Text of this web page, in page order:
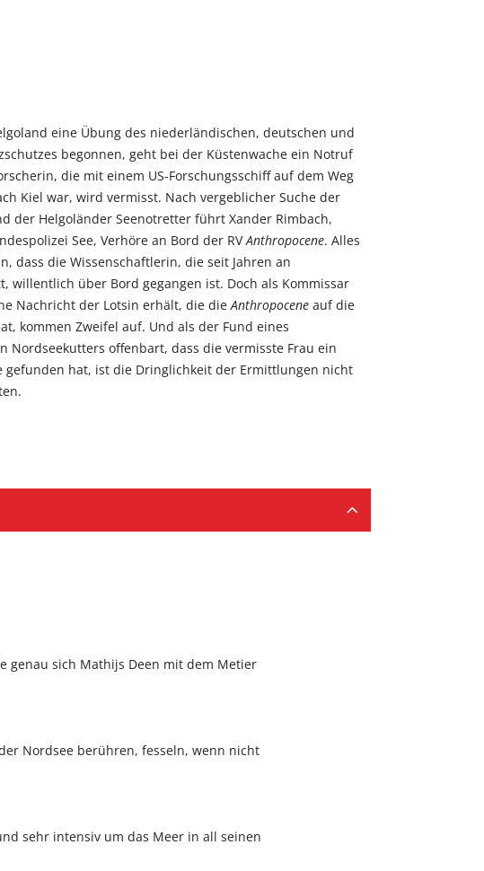
eine Übung des niederländischen, deutschen und
begonnen, geht bei der Küstenwache ein Notruf
die mit einem US-Forschungsschiff auf dem Weg
Kiel war, wird vermisst. Nach vergeblicher Suche der
der Helgoländer Seenotretter führt Xander Rimbach,
See, Verhöre an Bord der RVAnthropocene. Alles
dass die Wissenschaftlerin, die seit Jahren an
willentlich über Bord gegangen ist. Doch als Kommissar
Nachricht der Lotsin erhält, die dieAnthropocene auf die
kommen Zweifel auf. Und als der Fund eines
Nordseekutters offenbart, dass die vermisste Frau ein
gefunden hat, ist die Dringlichkeit der Ermittlungen nicht
genau sich Mathijs Deen mit dem Metier
Nordsee berühren, fesseln, wenn nicht
sehr intensiv um das Meer in all seinen